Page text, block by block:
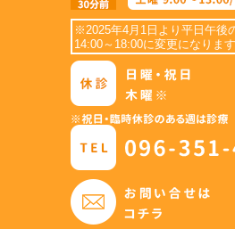
※2025年4月1日より平日午後
14:00～18:00に変更になります